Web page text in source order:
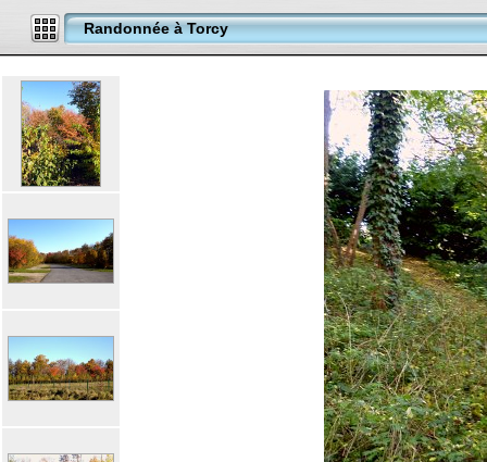
Randonnée à Torcy